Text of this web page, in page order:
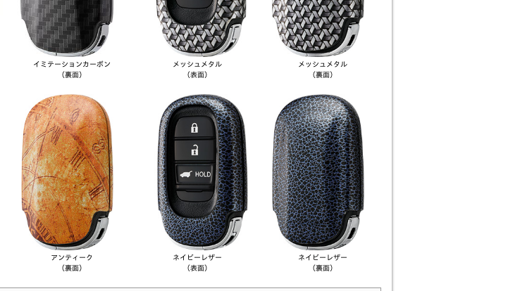
イミテーション カーボン
（裏面）
メッシュ メタル
（表面）
メッシュ メタル
（裏面）
アンティーク
（裏面）
ネイビーレザー
（表面）
ネイビーレザー
（裏面）